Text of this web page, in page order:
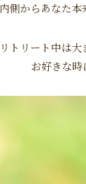
内側からあなた本
リトリート中は
お好きな時